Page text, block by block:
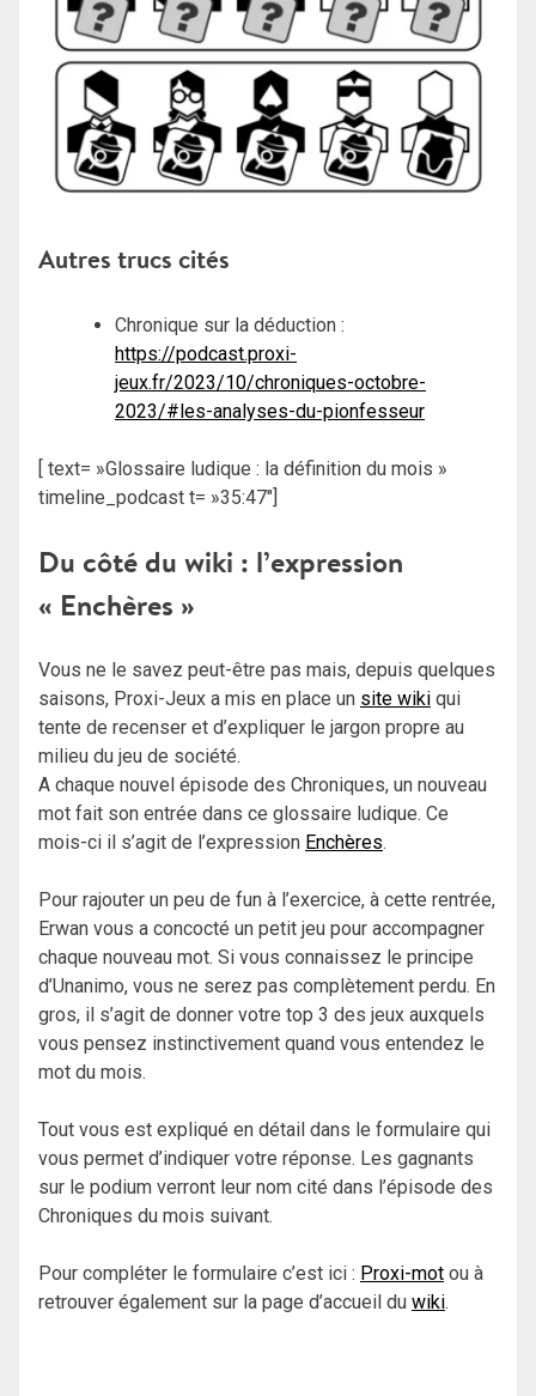
Autres trucs cités
Chronique sur la déduction :
https://podcast.proxi-
jeux.fr/2023/10/chroniques-octobre-
2023/#les-analyses-du-pionfesseur
[ text= »Glossaire ludique : la définition du mois »
timeline_podcast t= »35:47″]
Du côté du wiki : l’expression
« Enchères »
Vous ne le savez peut-être pas mais, depuis quelques
saisons, Proxi-Jeux a mis en place un site wiki qui
tente de recenser et d’expliquer le jargon propre au
milieu du jeu de société.
A chaque nouvel épisode des Chroniques, un nouveau
mot fait son entrée dans ce glossaire ludique. Ce
mois-ci il s’agit de l’expression Enchères.
Pour rajouter un peu de fun à l’exercice, à cette rentrée,
Erwan vous a concocté un petit jeu pour accompagner
chaque nouveau mot. Si vous connaissez le principe
d’Unanimo, vous ne serez pas complètement perdu. En
gros, il s’agit de donner votre top 3 des jeux auxquels
vous pensez instinctivement quand vous entendez le
mot du mois.
Tout vous est expliqué en détail dans le formulaire qui
vous permet d’indiquer votre réponse. Les gagnants
sur le podium verront leur nom cité dans l’épisode des
Chroniques du mois suivant.
Pour compléter le formulaire c’est ici : Proxi-mot ou à
retrouver également sur la page d’accueil du wiki.